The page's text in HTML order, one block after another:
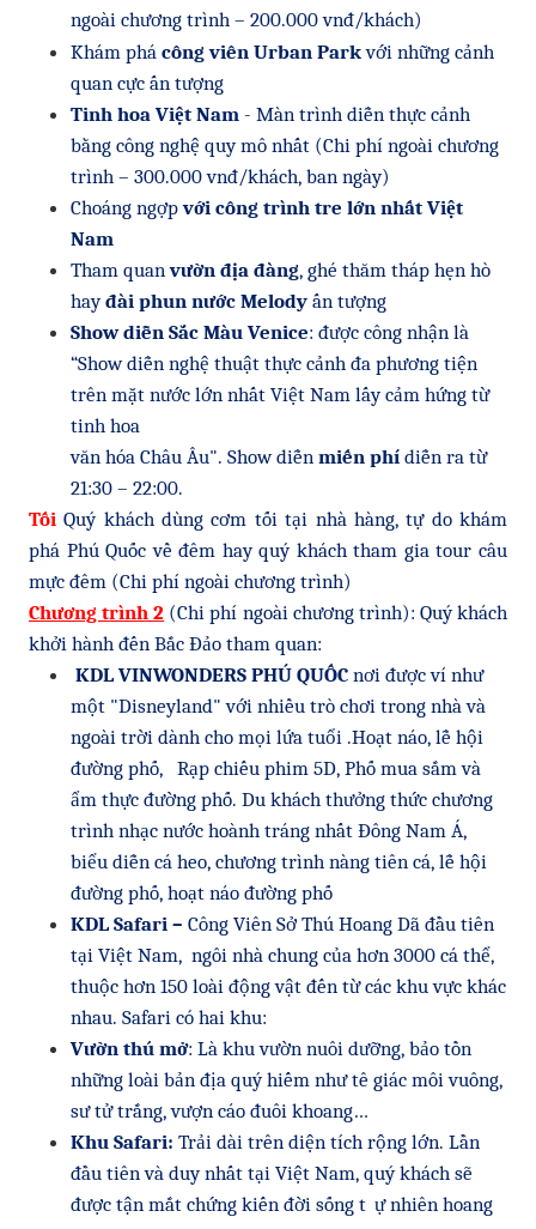
ngoài chương trình – 200.000 vnđ/khách)
Khám phá công viên Urban Parkvới những cảnh
quan cực ấn tượng
Tinh hoa Việt Nam - Màn trình diễn thực cảnh
bằng công nghệ quy mô nhất (Chi phí ngoài chương
trình – 300.000 vnđ/khách, ban ngày)
Choáng ngợpvới công trình tre lớn nhất Việt
Nam
Tham quanvườn địa đàng, ghé thăm tháp hẹn hò
hayđài phun nước Melody ấn tượng
Show diễn Sắc Màu Venice: được công nhận là
“Show diễn nghệ thuật thực cảnh đa phương tiện
trên mặt nước lớn nhất Việt Nam lấy cảm hứng từ
tinh hoa
văn hóa Châu Âu". Show diễn miến phí diễn ra từ
21:30 – 22:00.
Tối Quý khách dùng cơm tối tại nhà hàng, tự do khám
phá Phú Quốc về đêm hay quý khách tham gia tour câu
mực đêm (Chi phí ngoài chương trình)
Chương trình 2 (Chi phí ngoài chương trình): Quý khách
khởi hành đến Bắc Đảo tham quan:
KDL VINWONDERS PHÚ QUỐC nơi được ví như
một "Disneyland" với nhiều trò chơi trong nhà và
ngoài trời dành cho mọi lứa tuổi .Hoạt náo, lễ hội
đường phố, Rạp chiếu phim 5D, Phố mua sắm và
ẩm thực đường phố. Du khách thưởng thức chương
trình nhạc nước hoành tráng nhất Đông Nam Á,
biểu diễn cá heo, chương trình nàng tiên cá, lễ hội
đường phố, hoạt náo đường phố
KDL Safari – Công Viên Sở Thú Hoang Dã đầu tiên
tại Việt Nam, ngôi nhà chung của hơn 3000 cá thể,
thuộc hơn 150 loài động vật đến từ các khu vực khác
nhau. Safari có hai khu:
Vườn thú mở: Là khu vườn nuôi dưỡng, bảo tồn
những loài bản địa quý hiếm như tê giác môi vuông,
sư tử trắng, vượn cáo đuôi khoang…
Khu Safari: Trải dài trên diện tích rộng lớn. Lần
đầu tiên và duy nhất tại Việt Nam, quý khách sẽ
được tận mắt chứng kiến đời sống t ự nhiên hoang